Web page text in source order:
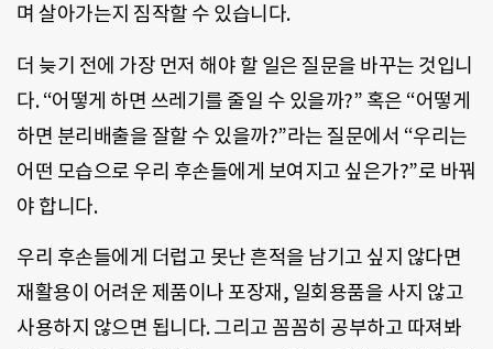
며 살아가는지 짐작할 수 있습니다.
더 늦기 전에 가장 먼저 해야 할 일은 질문을 바꾸는 것입니
다. “어떻게 하면 쓰레기를 줄일 수 있을까?” 혹은 “어떻게
하면 분리배출을 잘할 수 있을까?”라는 질문에서 “우리는
어떤 모습으로 우리 후손들에게 보여지고 싶은가?”로 바꿔
야 합니다.
우리 후손들에게 더럽고 못난 흔적을 남기고 싶지 않다면
재활용이 어려운 제품이나 포장재, 일회용품을 사지 않고
사용하지 않으면 됩니다. 그리고 꼼꼼히 공부하고 따져봐